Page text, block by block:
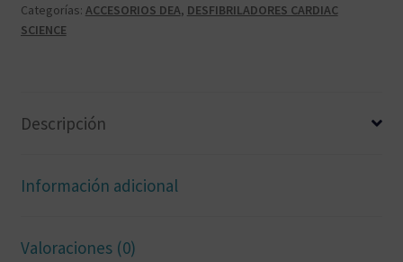
Categorías: ACCESORIOS DEA, DESFIBRILADORES CARDIAC
SCIENCE
Descripción
Información adicional
Valoraciones (0)